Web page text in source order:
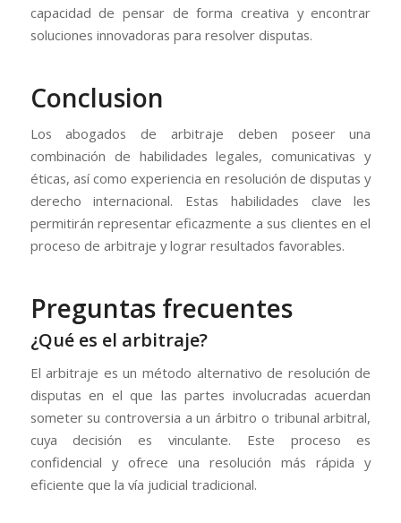
capacidad de pensar de forma creativa y encontrar
soluciones innovadoras para resolver disputas.
Conclusion
Los abogados de arbitraje deben poseer una
combinación de habilidades legales, comunicativas y
éticas, así como experiencia en resolución de disputas y
derecho internacional. Estas habilidades clave les
permitirán representar eficazmente a sus clientes en el
proceso de arbitraje y lograr resultados favorables.
Preguntas frecuentes
¿Qué es el arbitraje?
El arbitraje es un método alternativo de resolución de
disputas en el que las partes involucradas acuerdan
someter su controversia a un árbitro o tribunal arbitral,
cuya decisión es vinculante. Este proceso es
confidencial y ofrece una resolución más rápida y
eficiente que la vía judicial tradicional.